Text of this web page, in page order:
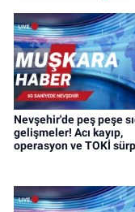
Nevşehir'de peş peşe
gelişmeler! Acı kayıp,
operasyon ve TOKİ